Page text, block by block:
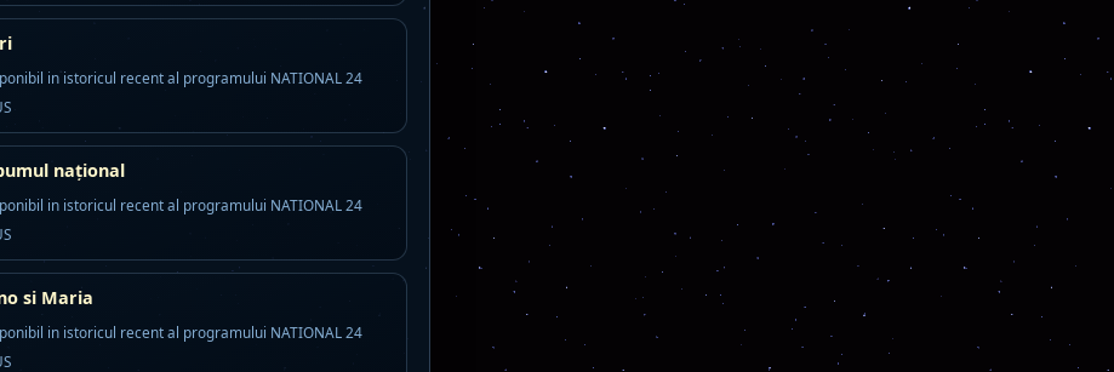
in istoricul recent al programului NATIONAL 24
naţional
in istoricul recent al programului NATIONAL 24
si Maria
in istoricul recent al programului NATIONAL 24